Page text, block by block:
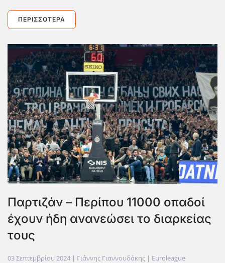
ΠΕΡΙΣΣΌΤΕΡΑ
Παρτιζάν – Περίπου 11000 οπαδοί
έχουν ήδη ανανεώσει το διαρκείας
τους
03 Σεπτεμβρίου 2024 | Γιάννης Γιαννουδάκης | Euroleague